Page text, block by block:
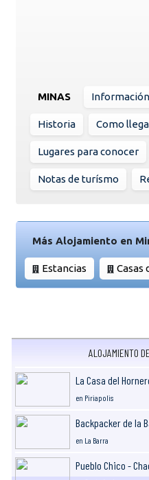
MINAS
Historia Como
Lugares para conocer
Notas de turísmo
Más Alojamiento en
Estancias Casas
ALOJAMIENTO
La Casa del
en Piriapolis
Backpacker de la
en La Barra
Pueblo Chico -